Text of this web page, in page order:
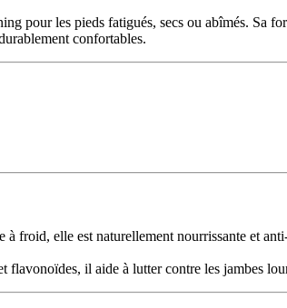
les pieds fatigués, secs ou abîmés. Sa
confortables.
à froid, elle est naturellement nourrissante et
flavonoïdes, il aide à lutter contre les jambes